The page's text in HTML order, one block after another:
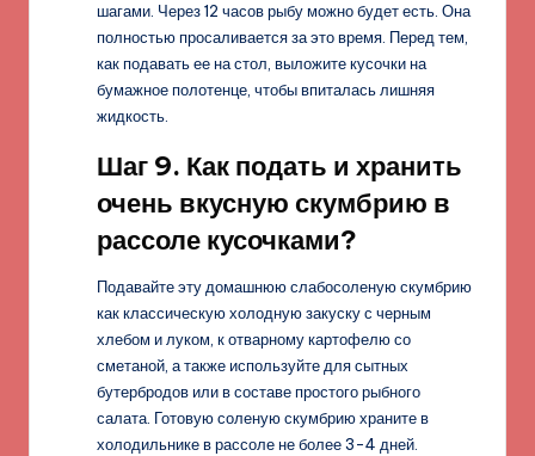
шагами. Через 12 часов рыбу можно будет есть. Она
полностью просаливается за это время. Перед тем,
как подавать ее на стол, выложите кусочки на
бумажное полотенце, чтобы впиталась лишняя
жидкость.
Шаг 9. Как подать и хранить
очень вкусную скумбрию в
рассоле кусочками?
Подавайте эту домашнюю слабосоленую скумбрию
как классическую холодную закуску с черным
хлебом и луком, к отварному картофелю со
сметаной, а также используйте для сытных
бутербродов или в составе простого рыбного
салата. Готовую соленую скумбрию храните в
холодильнике в рассоле не более 3-4 дней.